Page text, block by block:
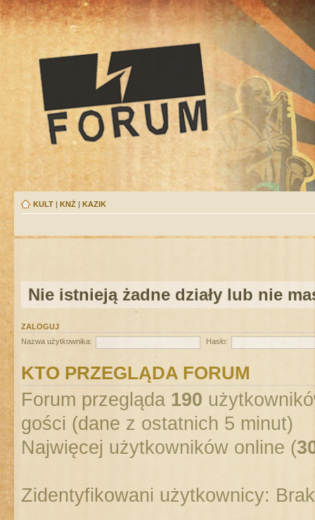
KULT | KNŻ | KAZIK
Nie istnieją żadne działy lub nie
ZALOGUJ
Nazwa użytkownika:
Hasło:
KTO PRZEGLĄDA FORUM
Forum przegląda 190
gości (dane z ostatnich 5 minut)
Najwięcej użytkowników online (
Zidentyfikowani użytkownicy: